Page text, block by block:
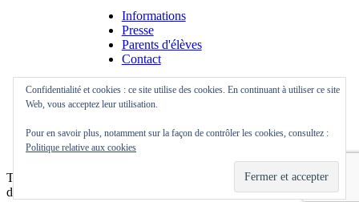
Informations
Presse
Parents d'élèves
Contact
BEV
Manifestations
Contact
Thème :
© AEP Skol Diwan Sant-Ervlan Copyright. Tous
droits réservés.
Confidentialité et cookies : ce site utilise des cookies. En continuant à utiliser ce site
Web, vous acceptez leur utilisation.
Pour en savoir plus, notamment sur la façon de contrôler les cookies, consultez :
Politique relative aux cookies